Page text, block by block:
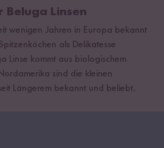
Linsen
wenigen Jahren in Europa bekannt
als Delikatesse
Linse kommt aus biologischem
sind die kleinen
Längerem bekannt und beliebt.